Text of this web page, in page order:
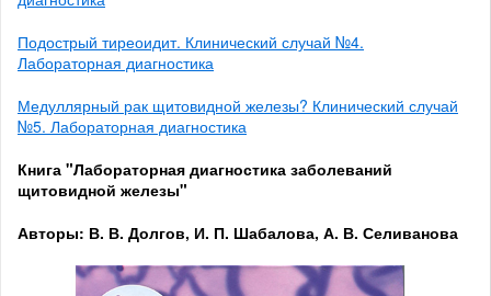
Подострый тиреоидит. Клинический случай №4.
Лабораторная диагностика
Медуллярный рак щитовидной железы? Клинический случай
№5. Лабораторная диагностика
Книга "Лабораторная диагностика заболеваний
щитовидной железы"
Авторы: В. В. Долгов, И. П. Шабалова, А. В. Селиванова